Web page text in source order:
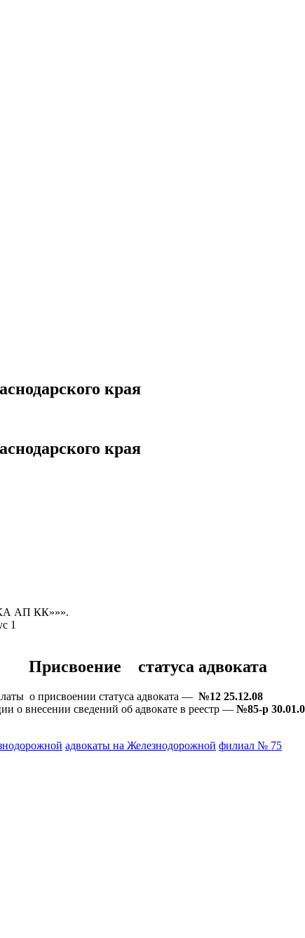
края
края
АП КК»»».
1
Присвоение статуса адвоката
о присвоении статуса адвоката — №12 25.12.08
о внесении сведений об адвокате в реестр — №85-р
адвокаты на Железнодорожной филиал № 75